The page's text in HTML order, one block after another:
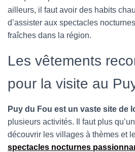
ailleurs, il faut avoir des habits
d’assister aux spectacles
fraîches dans la région.
Les vêtements
pour la visite au
Puy du Fou est un vaste site de
plusieurs activités. Il faut plus
découvrir les villages à thèmes et
spectacles nocturnes